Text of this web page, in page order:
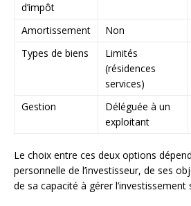
d’impôt
Amortissement
Non
Types de biens
Limités
(résidences
services)
Gestion
Déléguée à un
exploitant
Le choix entre ces deux options
personnelle de l’investisseur, de ses
de sa capacité à gérer